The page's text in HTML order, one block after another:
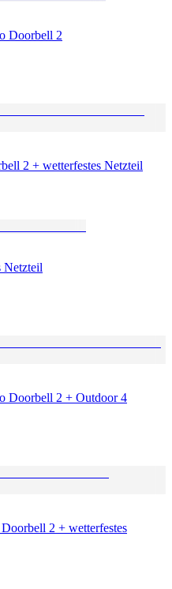
Doorbell 2
2 + wetterfestes Netzteil
Netzteil
Doorbell 2 + Outdoor 4
2 + wetterfestes